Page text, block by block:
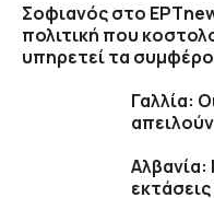
Σοφιανός στο
πολιτική που
υπηρετεί τα
Γαλλία:
Αλβανία: